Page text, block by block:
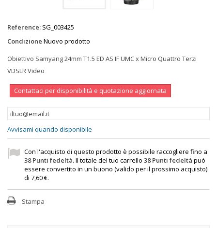
Reference: SG_003425
Condizione Nuovo prodotto
Obiettivo Samyang 24mm T1.5 ED AS IF UMC x Micro Quattro Terzi
VDSLR Video
Contattaci per disponibilità e quotazione aggiornata
Avvisami quando disponibile
Con l'acquisto di questo prodotto è possibile raccogliere fino a
38Punti fedeltà. Il totale del tuo carrello 38Punti fedeltà può
essere convertito in un buono (valido per il prossimo acquisto)
di 7,60 €.
Stampa